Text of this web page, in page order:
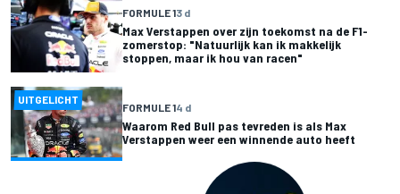
FORMULE 13 d
Max Verstappen over zijn toekomst na de F1-
zomerstop: "Natuurlijk kan ik makkelijk
stoppen, maar ik hou van racen"
UITGELICHT
FORMULE 14 d
Waarom Red Bull pas tevreden is als Max
Verstappen weer een winnende auto heeft